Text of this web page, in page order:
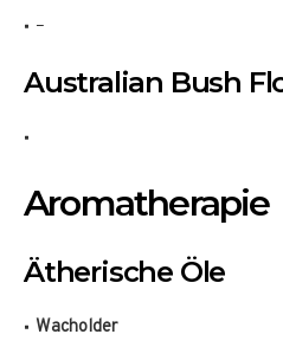
–
Australian Bush
Aromatherapie
Ätherische Öle
Wacholder